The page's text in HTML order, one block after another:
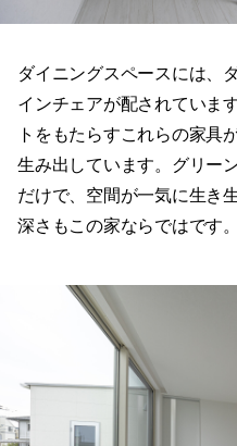
ダイニングスペースには、
インチェアが配されていま
トをもたらすこれらの家具
生み出しています。グリー
だけで、空間が一気に生
深さもこの家ならではです。